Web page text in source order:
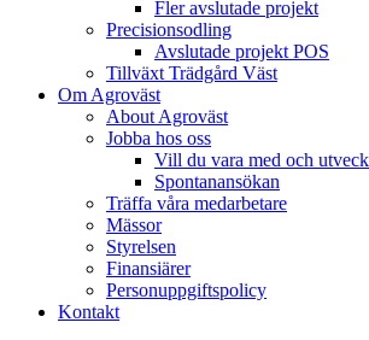
Fler avslutade projekt
Precisionsodling
Avslutade projekt POS
Tillväxt Trädgård Väst
Om Agroväst
About Agroväst
Jobba hos oss
Vill du vara med och
Spontanansökan
Träffa våra medarbetare
Mässor
Styrelsen
Finansiärer
Personuppgiftspolicy
Kontakt